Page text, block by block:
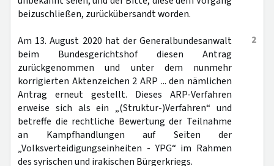
beizuschließen, zurückübersandt worden.
2
Am 13. August 2020 hat der Generalbundesanwalt
beim Bundesgerichtshof diesen Antrag
zurückgenommen und unter dem nunmehr
korrigierten Aktenzeichen 2 ARP ... den nämlichen
Antrag erneut gestellt. Dieses ARP-Verfahren
erweise sich als ein „(Struktur-)Verfahren“ und
betreffe die rechtliche Bewertung der Teilnahme
an Kampfhandlungen auf Seiten der
„Volksverteidigungseinheiten - YPG“ im Rahmen
des syrischen und irakischen Bürgerkriegs.